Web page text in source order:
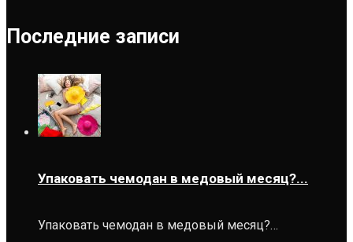
Последние записи
Упаковать чемодан в медовый месяц?...
Упаковать чемодан в медовый месяц?…